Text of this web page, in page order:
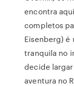
encontra
completos
Eisenberg) é
tranquila no
decide largar
aventura no